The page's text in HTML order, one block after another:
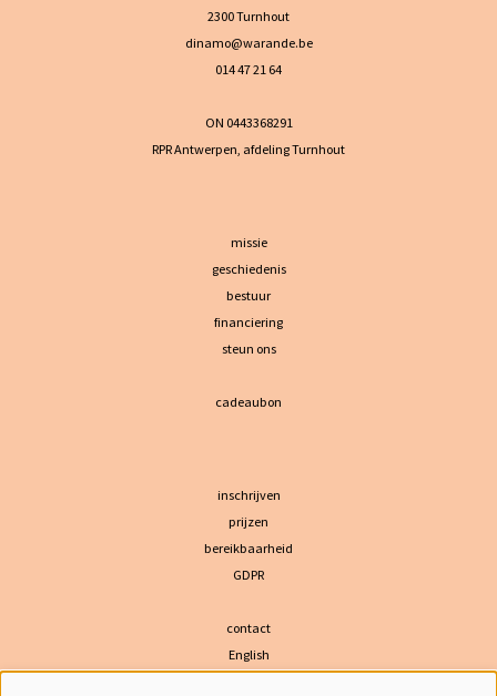
2300 Turnhout
dinamo@warande.be
014 47 21 64
ON 0443368291
RPR Antwerpen, afdeling Turnhout
missie
geschiedenis
bestuur
financiering
steun ons
cadeaubon
inschrijven
prijzen
bereikbaarheid
GDPR
contact
English